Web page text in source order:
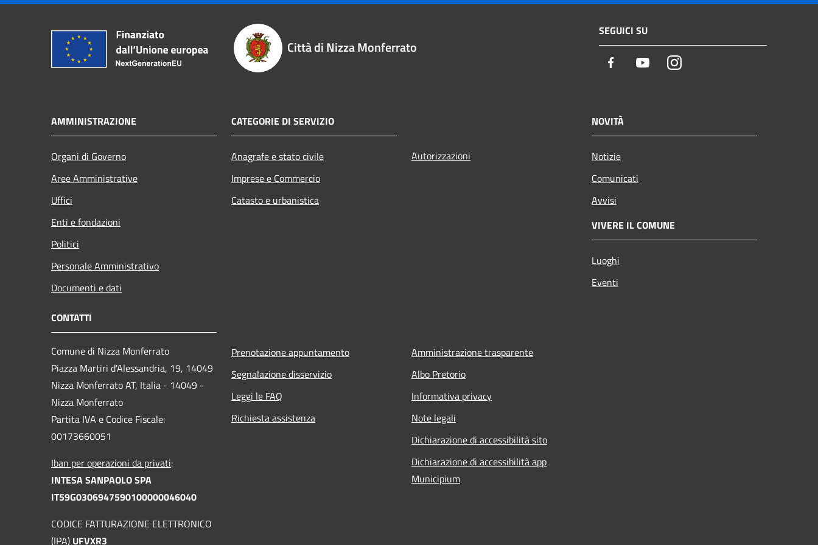
Città di Nizza Monferrato
SEGUICI SU
Facebook YoutubeInstagram
AMMINISTRAZIONE
Organi di Governo
Aree Amministrative
Uffici
Enti e fondazioni
Politici
Personale Amministrativo
Documenti e dati
CATEGORIE DI SERVIZIO
Anagrafe e stato civile
Imprese e Commercio
Catasto e urbanistica
Autorizzazioni
NOVITÀ
Notizie
Comunicati
Avvisi
VIVERE IL COMUNE
Luoghi
Eventi
CONTATTI
Comune di Nizza Monferrato
Piazza Martiri d'Alessandria, 19, 14049
Nizza Monferrato AT, Italia - 14049 -
Nizza Monferrato
Partita IVA e Codice Fiscale:
00173660051
Iban per operazioni da privati:
INTESA SANPAOLO SPA
IT59G0306947590100000046040
CODICE FATTURAZIONE ELETTRONICO
(IPA) UFVXR3
Prenotazione appuntamento
Segnalazione disservizio
Leggi le FAQ
Richiesta assistenza
Amministrazione trasparente
Albo Pretorio
Informativa privacy
Note legali
Dichiarazione di accessibilità sito
Dichiarazione di accessibilità app
Municipium